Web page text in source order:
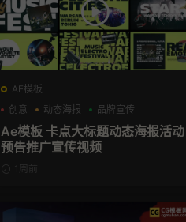
AE模板
创意
动态海报 品牌宣传
Ae模板 卡点大标题动态海报活动
预告推广宣传视频
1周前